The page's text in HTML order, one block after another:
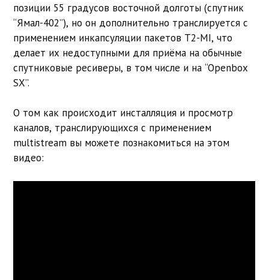
позиции 55 градусов восточной долготы (спутник
“Ямал-402”), но он дополнительно транслируется с
применением инкапсуляции пакетов T2-MI, что
делает их недоступными для приёма на обычные
спутниковые ресиверы, в том числе и на “Openbox
SX”.
О том как происходит инсталляция и просмотр
каналов, транслирующихся с применением
multistream вы можете познакомиться на этом
видео: